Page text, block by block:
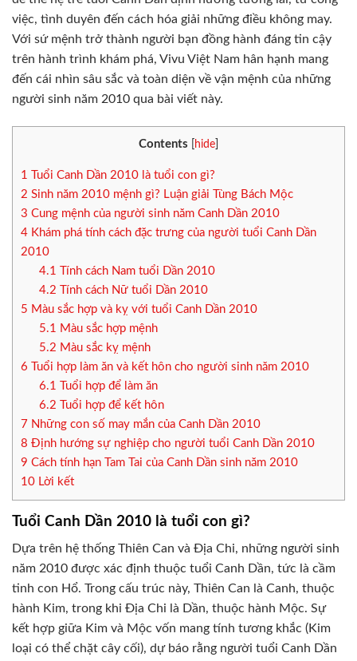
việc, tình duyên đến cách hóa giải những điều không may.
Với sứ mệnh trở thành người bạn đồng hành đáng tin cậy
trên hành trình khám phá, Vivu Việt Nam hân hạnh mang
đến cái nhìn sâu sắc và toàn diện về vận mệnh của những
người sinh năm 2010 qua bài viết này.
Contents hide
1
Tuổi Canh Dần 2010 là tuổi con gì?
2 Sinh năm 2010 mệnh gì? Luận giải Tùng Bách Mộc
3 Cung mệnh của người sinh năm Canh Dần 2010
4 Khám phá tính cách đặc trưng của người tuổi Canh Dần
2010
4.1
Tính cách Nam tuổi Dần 2010
4.2 Tính cách Nữ tuổi Dần 2010
5 Màu sắc hợp và kỵ với tuổi Canh Dần 2010
5.1
Màu sắc hợp mệnh
5.2 Màu sắc kỵ mệnh
6 Tuổi hợp làm ăn và kết hôn cho người sinh năm 2010
6.1
Tuổi hợp để làm ăn
6.2 Tuổi hợp để kết hôn
7 Những con số may mắn của Canh Dần 2010
8 Định hướng sự nghiệp cho người tuổi Canh Dần 2010
9 Cách tính hạn Tam Tai của Canh Dần sinh năm 2010
10 Lời kết
Tuổi Canh Dần 2010 là tuổi con gì?
Dựa trên hệ thống Thiên Can và Địa Chi, những người sinh
năm 2010 được xác định thuộc tuổi Canh Dần, tức là cầm
tinh con Hổ. Trong cấu trúc này, Thiên Can là Canh, thuộc
hành Kim, trong khi Địa Chi là Dần, thuộc hành Mộc. Sự
kết hợp giữa Kim và Mộc vốn mang tính tương khắc (Kim
loại có thể chặt cây cối), dự báo rằng người tuổi Canh Dần